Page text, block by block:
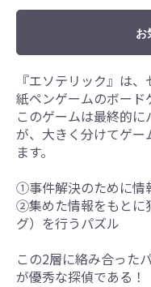
お
『エソテリック』は
紙ペンゲームのボード
このゲームは最終的
が、大きく分けてゲ
ます。
①事件解決のために情
②集めた情報をもとに
グ）を行うパズル
この2層に絡み合った
が優秀な探偵である！